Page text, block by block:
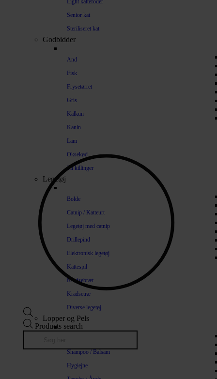
Light kattefoder
Senior kat
Steriliseret kat
Godbidder
And
Fisk
Frysetørret
Gris
Kalkun
Kanin
Lam
Oksekød
Til killinger
Legetøj
Bolde
Catnip / Katteurt
Legetøj med catnip
Drillepind
Elektronisk legetøj
Kattespil
Kradsebræt
Kradsetræ
Diverse legetøj
Lopper og Pels
Shampoo / Balsam
Hygiejne
Products search